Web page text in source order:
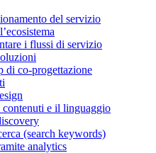
del servizio
i flussi di servizio
di co-progettazione
contenuti e il linguaggio
(search keywords)
analytics